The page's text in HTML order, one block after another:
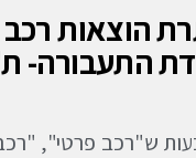
הוצאות רכב
התעבורה-
ש"רכב פרטי",